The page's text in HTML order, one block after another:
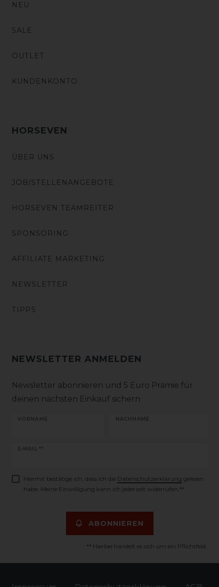
NEU
SALE
OUTLET
KUNDENKONTO
HORSEVEN
ÜBER UNS
JOB/STELLENANGEBOTE
HORSEVEN TEAMREITER
SPONSORING
AFFILIATE MARKETING
NEWSLETTER
TIPPS
NEWSLETTER ANMELDEN
Newsletter abonnieren und 5 Euro Prämie für
deinen nächsten Einkauf sichern
VORNAME NACHNAME
E-MAIL **
Newsletter
Hiermit bestätige ich, dass ich die Daten­schutz­erklärung gelesen
habe. Meine Einwilligung kann ich jederzeit widerrufen.**
ABONNIEREN
** Hierbei handelt es sich um ein Pflichtfeld.